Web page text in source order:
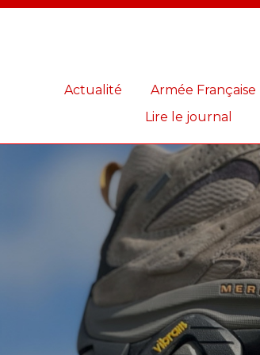
Actualité Armée Française
Lire le journal